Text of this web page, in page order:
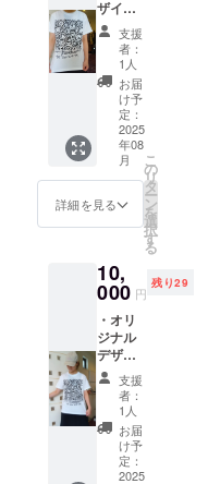
ザインT
シャ
ツ 半
袖 M
サイズ
自筆サ
イン入
り（サ
インの
大きさ
は一点
一点変
わりま
すので
くださ
い)
支援
者：
1人
お届
け予
定：
2025
年08
月
詳細を見る
こ
の
リ
タ
ー
ン
を
選
択
す
る
10,
000 円
残り29
・オリ
ジナル
デザイ
ンTシャ
ツ Lサ
イズ 白
・自筆
サイン
入り
（サイ
支援
者：
1人
お届
け予
定：
2025